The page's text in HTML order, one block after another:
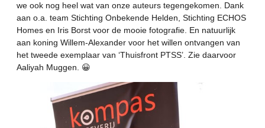
we ook nog heel wat van onze auteurs tegengekomen. Dank
aan o.a. team Stichting Onbekende Helden Stichting ECHOS
Homes en Iris Borst voor de mooie fotografie. En natuurlijk
aan koning Willem-Alexander voor het willen ontvangen van
het tweede exemplaar van ‘Thuisfront PTSS’. Zie daarvoor
Aaliyah Muggen . 😀